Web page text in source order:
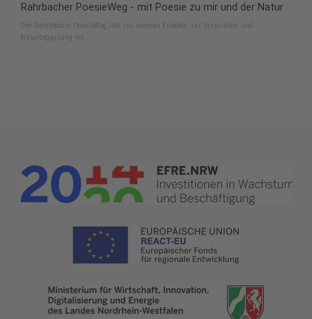
Rahrbacher PoesieWeg - mit Poesie zu mir und der Natur
Der Rahrbacher PoesieWeg lädt zur inneren Einkehr, zur Inspiration und
Naturbegegnung ein.